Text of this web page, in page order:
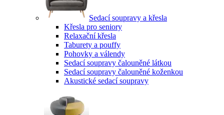
Sedací soupravy a křesla
Křesla pro seniory
Relaxační křesla
Taburety a pouffy
Pohovky a válendy
Sedací soupravy čalouněné látkou
Sedací soupravy čalouněné koženkou
Akustické sedací soupravy